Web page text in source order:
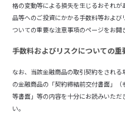
格の変動等による損失を生じるおそれ
品等へのご投資にかかる手数料等およ
ついての重要な注意事項のページをお開
手数料およびリスクについての重
なお、当該金融商品の取引契約をされ
の金融商品の「契約締結前交付書面」
等書面」等の内容を十分にお読みいた
い。